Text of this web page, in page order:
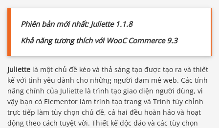
Phiên bản mới nhất: Juliette 1.1.8
Khả năng tương thích với WooC Commerce 9.3
Juliette là một chủ đề kéo và thả sáng tạo được tạo ra và thiết
kế với tình yêu dành cho những người đam mê web. Các tính
năng chính của Juliette là trình tạo giao diện người dùng, vì
vậy bạn có Elementor làm trình tạo trang và Trình tùy chỉnh
trực tiếp làm tùy chọn chủ đề, cả hai đều hoàn hảo và hoạt
động theo cách tuyệt vời. Thiết kế độc đáo và các tùy chọn